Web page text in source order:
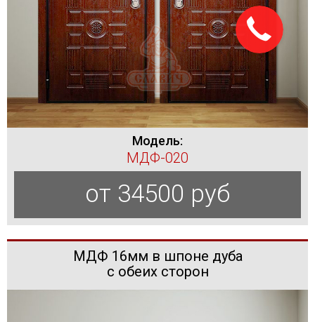
Модель:
МДФ-020
от 34500 руб
МДФ 16мм в шпоне дуба
с обеих сторон